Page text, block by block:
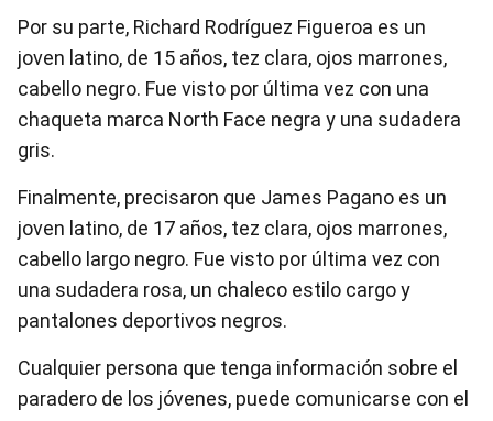
Por su parte, Richard Rodríguez Figueroa es un
joven latino, de 15 años, tez clara, ojos marrones,
cabello negro. Fue visto por última vez con una
chaqueta marca North Face negra y una sudadera
gris.
Finalmente, precisaron que James Pagano es un
joven latino, de 17 años, tez clara, ojos marrones,
cabello largo negro. Fue visto por última vez con
una sudadera rosa, un chaleco estilo cargo y
pantalones deportivos negros.
Cualquier persona que tenga información sobre el
paradero de los jóvenes, puede comunicarse con el